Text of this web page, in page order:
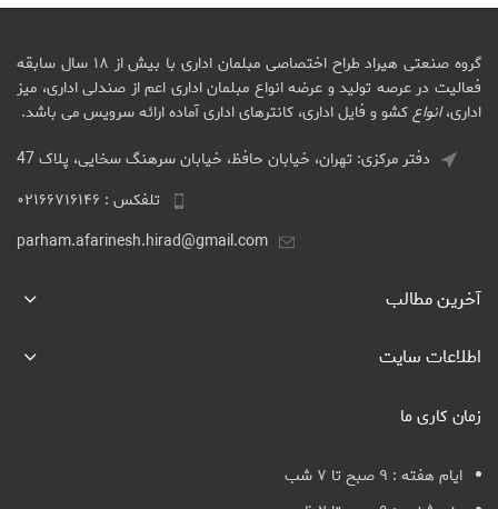
گروه صنعتی هیراد طراح اختصاصی مبلمان اداری با بیش از ۱۸ سال سابقه
فعالیت در عرصه تولید و عرضه انواع مبلمان اداری اعم از صندلی اداری، میز
اداری،انواعکشو و فایل اداری، کانترهای اداری آماده ارائه سرویس می باشد.
دفتر مرکزی: تهران، خیابان حافظ، خیابان سرهنگ سخایی، پلاک 47
تلفکس : ۰۲۱۶۶۷۱۶۱۴۶
parham.afarinesh.hirad@gmail.com
آخرین مطالب
اطلاعات سایت
زمان کاری ما
ایام هفته : ۹ صبح تا ۷ شب